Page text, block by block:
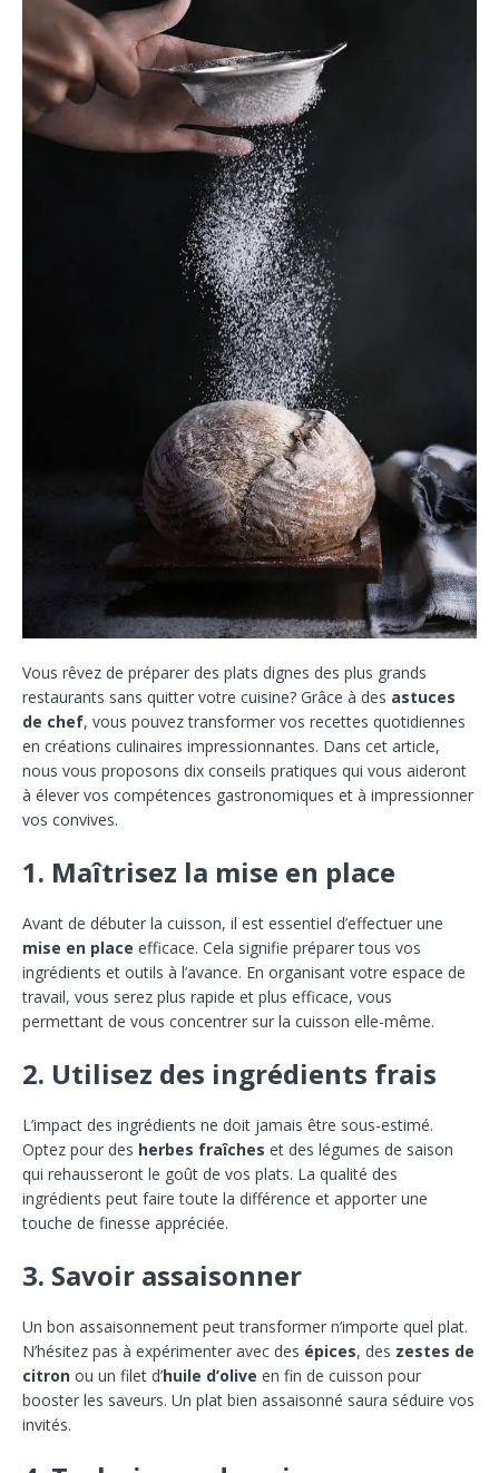
Vous rêvez de préparer des plats dignes des plus grands
restaurants sans quitter votre cuisine? Grâce à des astuces
de chef, vous pouvez transformer vos recettes quotidiennes
en créations culinaires impressionnantes. Dans cet article,
nous vous proposons dix conseils pratiques qui vous aideront
à élever vos compétences gastronomiques et à impressionner
vos convives.
1. Maîtrisez la mise en place
Avant de débuter la cuisson, il est essentiel d’effectuer une
mise en place efficace. Cela signifie préparer tous vos
ingrédients et outils à l’avance. En organisant votre espace de
travail, vous serez plus rapide et plus efficace, vous
permettant de vous concentrer sur la cuisson elle-même.
2. Utilisez des ingrédients frais
L’impact des ingrédients ne doit jamais être sous-estimé.
Optez pour des herbes fraîches et des légumes de saison
qui rehausseront le goût de vos plats. La qualité des
ingrédients peut faire toute la différence et apporter une
touche de finesse appréciée.
3. Savoir assaisonner
Un bon assaisonnement peut transformer n’importe quel plat.
N’hésitez pas à expérimenter avec des épices, des zestes de
citron ou un filet d’huile d’olive en fin de cuisson pour
booster les saveurs. Un plat bien assaisonné saura séduire vos
invités.